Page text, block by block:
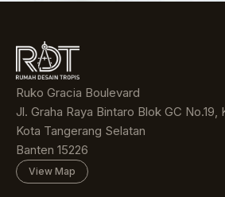
Ruko Gracia Boulevard
Jl. Graha Raya Bintaro Blok GC No.19,
Kota Tangerang Selatan
Banten 15226
View Map